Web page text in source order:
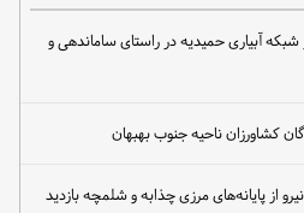
از شبکه آبیاری حمیدیه در راستای ساماندهی و
کشاورزان ناحیه جنوب بهبهان
از پایانه‌های مرزی چذابه و شلمچه بازدید